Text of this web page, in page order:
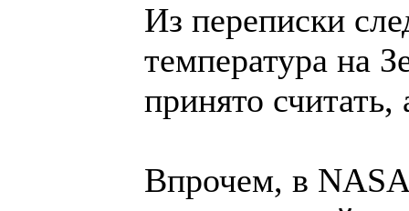
Из переписки
температура на
принято считать,
Впрочем, в